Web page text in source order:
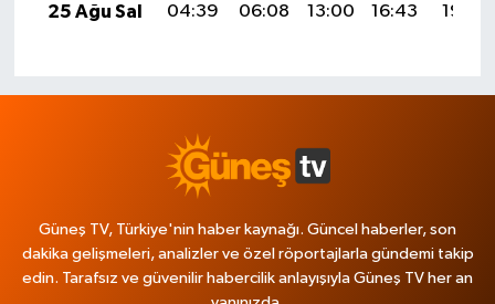
25 Ağu Sal
04:39 06:08 13:00 16:43 19:42
Güneş TV, Türkiye'nin haber kaynağı. Güncel haberler, son
dakika gelişmeleri, analizler ve özel röportajlarla gündemi takip
edin. Tarafsız ve güvenilir habercilik anlayışıyla Güneş TV her an